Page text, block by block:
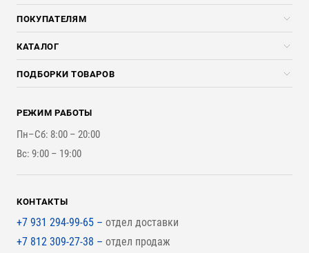
Компания
Услуги
ПОКУПАТЕЛЯМ
Скидки стройкомпаниям
Доставка и разгрузка
Оплата и Возврат
Наши работы
КАТАЛОГ
Погонажные изделия
Брикеты, Дрова, Стружка
Стройматериалы
Инструменты
ПОДБОРКИ ТОВАРОВ
Для бутерброда стены
Для наружной отделки
Для покрытия крыши
РЕЖИМ РАБОТЫ
Пн–Сб: 8:00 – 20:00
Вс: 9:00 – 19:00
КОНТАКТЫ
+7 931 294-99-65 – отдел доставки
+7 812 309-27-38 – отдел продаж